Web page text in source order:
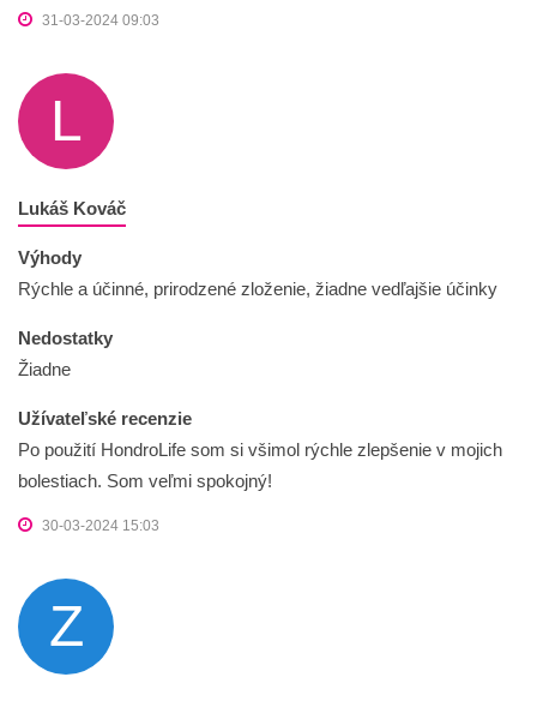
31-03-2024 09:03
L
Lukáš Kováč
Výhody
Rýchle a účinné, prirodzené zloženie, žiadne vedľajšie účinky
Nedostatky
Žiadne
Užívateľské recenzie
Po použití HondroLife som si všimol rýchle zlepšenie v mojich
bolestiach. Som veľmi spokojný!
30-03-2024 15:03
Z